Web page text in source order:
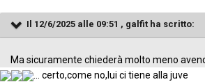
Il 12/6/2025 alle 09:51 , galfit ha scritto:
Ma sicuramente chiederà molto meno
... certo,come no,lui ci tiene alla juve